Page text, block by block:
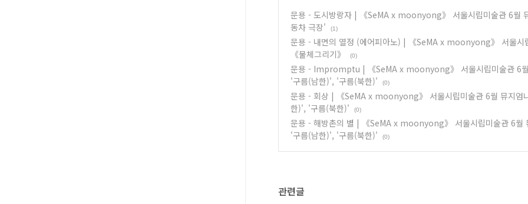
문용 - 도시방랑자 | 《SeMA x moonyong》 서울시립미술관 6월
동차 극장'
(1)
문용 - 내면의 열정 (에어피아노) | 《SeMA x moonyong》 서울시
《물체그리기》
(0)
문용 - Impromptu | 《SeMA x moonyong》 서울시립미술관 6월
'구름(남한)', '구름(북한)'
(0)
문용 - 회상 | 《SeMA x moonyong》 서울시립미술관 6월 뮤지엄
한)', '구름(북한)'
(0)
문용 - 해방촌의 별 | 《SeMA x moonyong》 서울시립미술관 6월
'구름(남한)', '구름(북한)'
(0)
관련글